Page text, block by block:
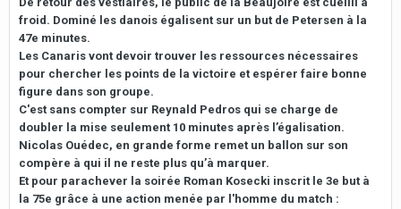
froid. Dominé les danois égalisent sur un but de Petersen à la
47e minutes.
Les Canaris vont devoir trouver les ressources nécessaires
pour chercher les points de la victoire et espérer faire bonne
figure dans son groupe.
C'est sans compter sur Reynald Pedros qui se charge de
doubler la mise seulement 10 minutes après l’égalisation.
Nicolas Ouédec, en grande forme remet un ballon sur son
compère à qui il ne reste plus qu’à marquer.
Et pour parachever la soirée Roman Kosecki inscrit le 3e but à
la 75e grâce à une action menée par l'homme du match :